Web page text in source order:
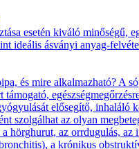
esetén kiváló minőségű,
ideális ásványi anyag-
és mire alkalmazható? A
támogató,
elősegítő, inhaláló
szolgálhat az olyan
a hörghurut, az orrdugulás, az
a krónikus